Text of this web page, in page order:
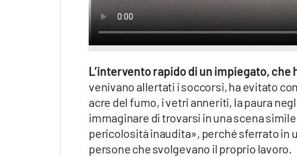
L’intervento rapido di un impiegato,
venivano allertati i soccorsi, ha evitato
acre del fumo, i vetri anneriti, la paura
immaginare di trovarsi in una scena
pericolosità inaudita», perché sferrato in
persone che svolgevano il proprio lavoro.